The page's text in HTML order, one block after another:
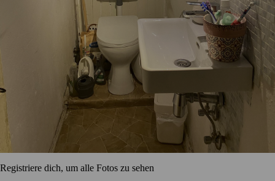
Registriere dich, um alle Fotos zu sehen